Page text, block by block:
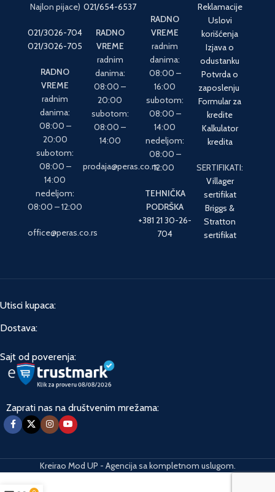
Najlon pijace)
021/3026-704
021/3026-705
RADNO
VREME
radnim
danima:
08:00 –
20:00
subotom:
08:00 –
14:00
nedeljom:
08:00 – 12:00
office@peras.co.rs
021/654-6537
RADNO
VREME
radnim
danima:
08:00 –
20:00
subotom:
08:00 –
14:00
prodaja@peras.co.rs
RADNO
VREME
radnim
danima:
08:00 –
16:00
subotom:
08:00 –
14:00
nedeljom:
08:00 –
12:00
TEHNIČKA
PODRŠKA
+381 21 30-26-
704
Reklamacije
Uslovi
korišćenja
Izjava o
odustanku
Potvrda o
zaposlenju
Formular za
kredite
Kalkulator
kredita
SERTIFIKATI:
Villager
sertifikat
Briggs &
Stratton
sertifikat
Utisci kupaca:
Dostava:
Sajt od poverenja:
Zaprati nas na društvenim mrežama:
Kreirao Mod UP - Agencija sa kompletnom uslugom.